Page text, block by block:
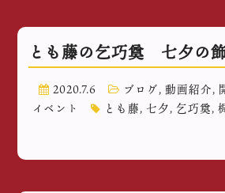
とも藤の乞巧奠 七夕の
2020.7.6 ブログ, 動画紹介,
イベント
とも藤, 七夕, 乞巧奠,